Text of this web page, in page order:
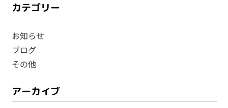
カテゴリー
お知らせ
ブログ
その他
アーカイブ